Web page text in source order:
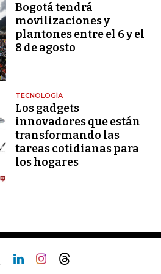
Bogotá tendrá
movilizaciones y
plantones entre el 6 y el
8 de agosto
TECNOLOGÍA
Los gadgets
innovadores que están
transformando las
tareas cotidianas para
los hogares